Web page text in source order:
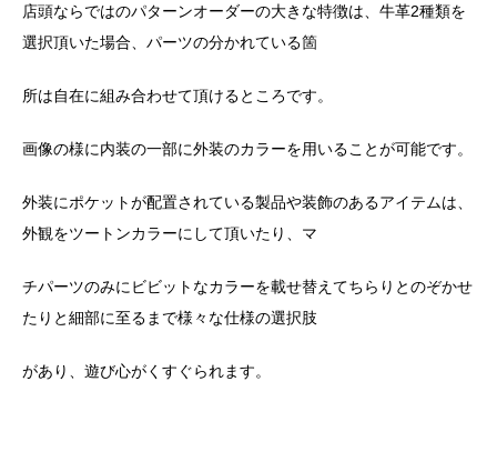
店頭ならではのパターンオーダーの大きな特徴は、牛革2種類を
選択頂いた場合、パーツの分かれている箇
所は自在に組み合わせて頂けるところです。
画像の様に内装の一部に外装のカラーを用いることが可能です。
外装にポケットが配置されている製品や装飾のあるアイテムは、
外観をツートンカラーにして頂いたり、マ
チパーツのみにビビットなカラーを載せ替えてちらりとのぞかせ
たりと細部に至るまで様々な仕様の選択肢
があり、遊び心がくすぐられます。